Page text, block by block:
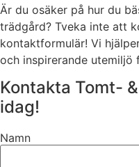
Är du osäker på hur du
trädgård? Tveka inte att
kontaktformulär! Vi
och inspirerande utemiljö
Kontakta Tomt-
idag!
Namn